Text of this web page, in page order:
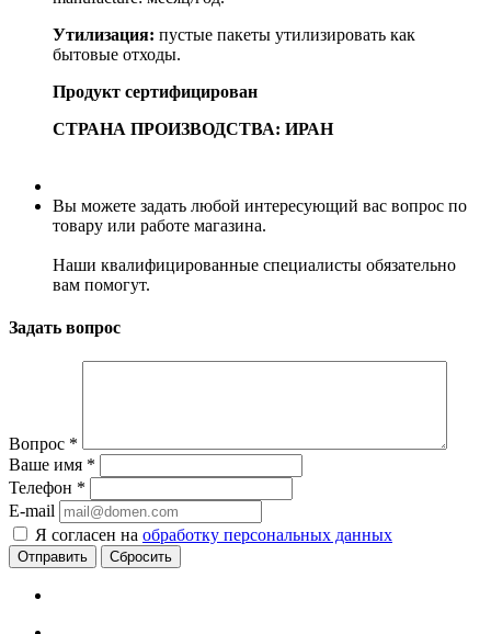
Утилизация: пустые пакеты утилизировать как
бытовые отходы.
Продукт сертифицирован
СТРАНА ПРОИЗВОДСТВА: ИРАН
Вы можете задать любой интересующий вас вопрос по
товару или работе магазина.
Наши квалифицированные специалисты обязательно
вам помогут.
Задать вопрос
Вопрос *
Ваше имя *
Телефон *
E-mail
Я согласен на обработку персональных данных
Сбросить